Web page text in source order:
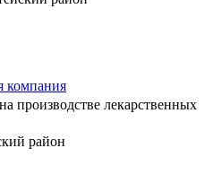
компания
производстве лекарственных
район